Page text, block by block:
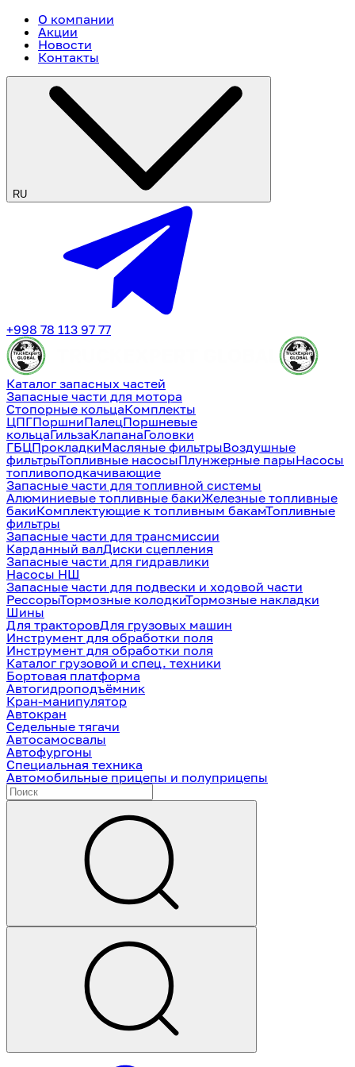
О компании
Акции
Новости
Контакты
RU
+998 78 113 97 77
Каталог запасных частей
Запасные части для мотора
Стопорные кольцаКомплекты
ЦПГПоршниПалецПоршневые
кольцаГильзаКлапанаГоловки
ГБЦПрокладкиМасляные фильтрыВоздушные
фильтрыТопливные насосыПлунжерные парыНасосы
топливоподкачивающие
Запасные части для топливной системы
Алюминиевые топливные бакиЖелезные топливные
бакиКомплектующие к топливным бакамТопливные
фильтры
Запасные части для трансмиссии
Карданный валДиски сцепления
Запасные части для гидравлики
Насосы НШ
Запасные части для подвески и ходовой части
РессорыТормозные колодкиТормозные накладки
Шины
Для тракторовДля грузовых машин
Инструмент для обработки поля
Инструмент для обработки поля
Каталог грузовой и спец. техники
Бортовая платформа
Автогидроподъёмник
Кран-манипулятор
Автокран
Седельные тягачи
Автосамосвалы
Автофургоны
Специальная техника
Автомобильные прицепы и полуприцепы